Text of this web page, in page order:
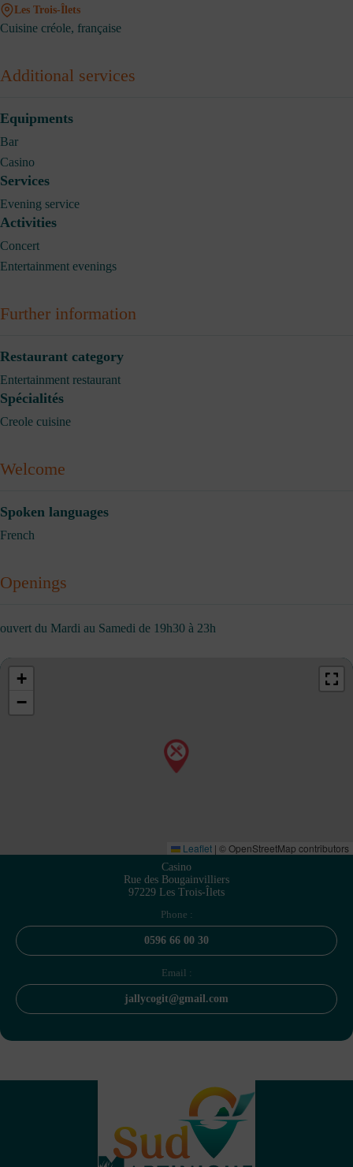
Les Trois-Îlets
Cuisine créole, française
Additional services
Equipments
Bar
Casino
Services
Evening service
Activities
Concert
Entertainment evenings
Further information
Restaurant category
Entertainment restaurant
Spécialités
Creole cuisine
Welcome
Spoken languages
French
Openings
ouvert du Mardi au Samedi de 19h30 à 23h
+
−
Leaflet | © OpenStreetMap contributors
Casino
Rue des Bougainvilliers
97229 Les Trois-Îlets
Phone :
0596 66 00 30
Email :
jallycogit@gmail.com